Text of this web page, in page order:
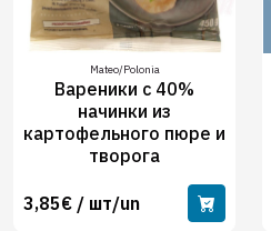
Mateo/Polonia
Вареники с 40%
начинки из
картофельного пюре и
творога
3,85€ / шт/un